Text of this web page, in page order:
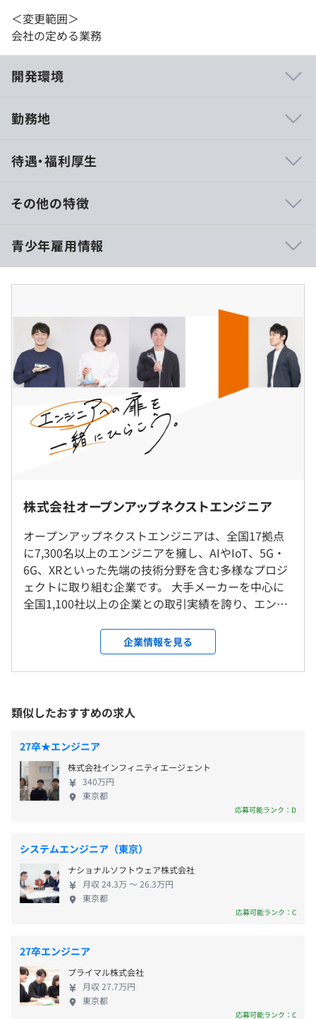
＜変更範囲＞
会社の定める業務
開発環境
・年間休日最大125日、完全週休2日制！月平均残業9.2時
・ライフステージに合わせて働けるエリア限定型採用あ
り！
5～7割会社負担 ※規定有
・社内eスポーツ部発足！ゲーム好き必見！ 「FENNEL」
との定期コラボも！
《先輩エンジニアの声》
・年間休日最大125日なので、大好きな海外旅行も計画的
にいってます！
・完全週休2日で残業も少なめ！仕事終わりに英会話教室
に通いはじめました！
・ゲームが趣味！会社にeスポーツ部ができてさっそく入
部し、毎日楽しいです！
業所で当社のエンジニアが活躍しています！
＜大手顧客との取引状況＞
・自動車（国内完成車メーカー）：9社／10社中
・自動車部品（売上高１兆円以上メーカー）：7社／8社
・重工業（売上高1千億円以上メーカー）：5社／5社中
・半導体・半導体製造装置（国内大手）：11社／14社中
＜取引先例＞
・アルプスアルパイン
・ウシオ電機
・エーエスエムエル・ジャパン
・SCSK
・荏原製作所
・Sky
・SCREENセミコンダクターソリューションズ
・住友ゴム工業
・大同信号
・デンソー
・東海ソフト
・東京エレクトロン テクノロジーソリューションズ
・豊田合成
・トヨタ自動車
・トヨタ自動車東日本
・豊田自動織機
・日本製鋼所
勤務地
派遣先企業または請負事業所での勤務となります。
▼全国プロジェクト先
東北（青森、岩手、宮城、山形、福島）
関東（東京、神奈川、埼玉、千葉、茨城、栃木、群馬、山
梨）
東海（愛知、岐阜、静岡、三重）
関西（大阪、兵庫、京都、滋賀、奈良）
中国・九州（岡山、広島、山口、福岡、佐賀、長崎、大
※カッコ内の都道府県は現時点のもの。
今後もおおむね同様の予定ですが、入社時点においては都
＜雇入時＞
採用選考時に①全国型社員または②エリア限定型社員の勤
務地区分の希望を確認いたします。
※②の方はエリア区分の希望も伺います。
②の場合は【エリア区分】についても会社で決定の上、内
定通知の際にご提示いたします。
※内定通知からご入社までの間は、①と②、エリア区分の
変更は原則不可となります。
リア区分の変更は、入社1年経過後に変更が可能です。
※変更は会社所定の様式による申請内容が承認された場
合、または会社提案に対し本人が同意した場合に実施しま
す。
待遇・福利厚生
・大学院
機械、電気・電子：月給252,000円
情報・化学・物理・数学、他：月給241,000円
・大学
機械、電気・電子：月給242,000円
情報・化学・物理・数学、他：月給233,000円
※上記、理系 機械、電気・電子は、機械工学系、または
電気・電子工学系の学科・コースを専攻の方が対象
<文系>
・大学院
・大学
月給225,000円
※理系・文系ともに、既卒者は最終学歴により上記と同額
を支給
※2027年4月採用予定
（※想定年収は年収提示額を保証するものではありません）
9：00～18：00
※配属先により異なります
休憩時間：12：00～13：00（60分） ※配属先により異な
ります
平均残業時間：9.2時間 ※配属先により異なります
《年間休日最大125日》
・完全週休2日制（土・日）／祝日／GW、夏季、年末年
始
・有給休暇（年間有給取得実績12.2日）
・産前・産後休暇
・育児休業
・介護休業
その他の特徴
青少年雇用情報
過去３年間の新卒採用者数の男女別人数
前年度 男性172人 女性16人
2年度前 男性219人 女性29人
3年度前 男性237人 女性62人
研修の有無及び内容
■入社前研修
■入社時研修
就業規則
ビジネスマナー研修
社会人基礎研修
■ラーニングウィーク（年2回／4月・10月）
エンジニア知識習得向上のため、
専門分野・スキル別でeラーニングを受講します。
※入社3年未満は必須、4年以上は任意／4時間分の手当支
自己啓発支援の有無及びその内容
エンジニアが講師となり、多彩なテーマで月1の勉強会を
開催。
「機械設計の基礎」「エンジンの仕組み」「半導体製造装
置の基礎」など多彩な内容を学べると参加者からも好評で
■エンジニアコミュニティ
エンジニア同士のオンラインコミュニティ。資格勉強会や
ゲーム部、音楽サークルなどがあり、つながりの場となっ
ています。
ホームカミングデーは同期のエンジニアや営業との
定期交流会。キャリアの振り返りやスキルの棚卸しも行い
ます。
株式会社オープンアップネクストエンジニア
オープンアップネクストエンジニアは、全国17拠点
に7,300名以上のエンジニアを擁し、AIやIoT、5G・
6G、XRといった先端の技術分野を含む多様なプロジ
ェクトに取り組む企業です。 大手メーカーを中心に
全国1,100社以上の企業との取引実績を誇り、エンジ
ンジニアの成長と挑戦を全力で応援し、日本のモノ
づくりに貢献しています。 ＼オープンアップネクス
トエンジニアが選ばれる理由／ 【エンジニア数7,300
【成長実感96.7％】2,000種以上の研修講座、約300
種の資格取得支援 【年間休日最大125日】完全週休2
日制、月平均残業9.2時間、有給休暇も取りやすい！
【選べる勤務地エリア】エリア限定型採用あり 【毎
月の社宅家賃補助最大5.6万円】毎月社宅家賃の最大
5～7割を会社が負担 ※規定有 ＜オープンアップネ
クストエンジニアで叶うキャリア・働き方＞ ★さま
を極めたい！ ★学校で学んだ知識を活かしたい！ ★
プライベートの時間もたっぷりほしい！ ★将来的に
大手メーカーに移籍したい ※規定あり ＜選んで良
かった！就職満足理由ベスト５＞ 第1位：休日もしっ
かりあり、プライベートも大切にできる 第2位：大手
位：知識やスキルが身に付き成長を実感できる 第4
位：派遣先の上司や同僚とのコミュニケーションが
良好 第5位：正社員雇用で安定した収入を得られる
※2023年5月エンジニアWebアンケート／自社調べ
あなたもこれからの次世代を担うエンジニアとし
企業情報を見る
類似したおすすめの求人
27卒★エンジニア
株式会社インフィニティエージェント
340万円
東京都
応募可能ランク：D
システムエンジニア（東京）
ナショナルソフトウェア株式会社
月収 24.3万 〜 26.3万円
東京都
応募可能ランク：C
27卒エンジニア
プライマル株式会社
月収 27.7万円
東京都
応募可能ランク：C